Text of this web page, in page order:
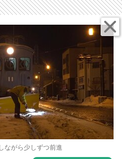
ながら少しずつ前進